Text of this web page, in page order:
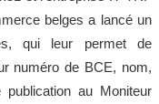
belges a lancé un
qui leur permet de
numéro de BCE, nom,
publication au Moniteur